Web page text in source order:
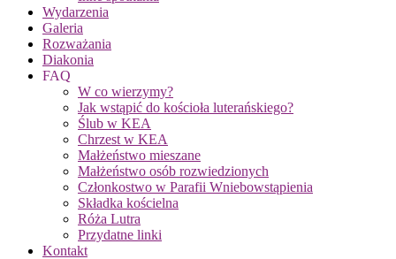
Wydarzenia
Galeria
Rozważania
Diakonia
FAQ
W co wierzymy?
Jak wstąpić do kościoła luterańskiego?
Ślub w KEA
Chrzest w KEA
Małżeństwo mieszane
Małżeństwo osób rozwiedzionych
Członkostwo w Parafii Wniebowstąpienia
Składka kościelna
Róża Lutra
Przydatne linki
Kontakt